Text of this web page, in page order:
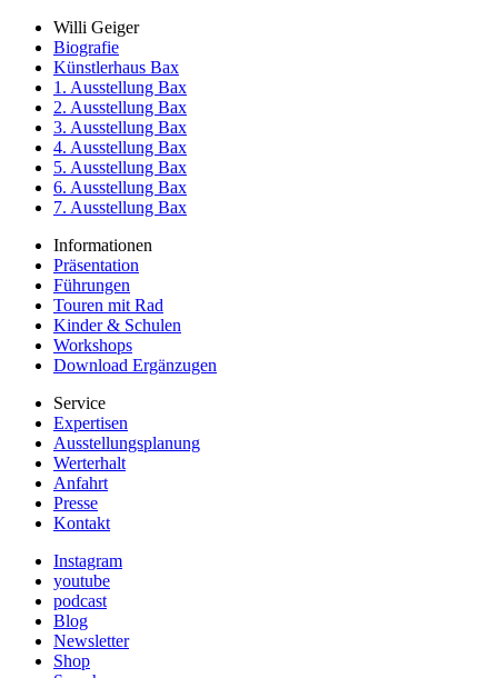
Willi Geiger
Biografie
Künstlerhaus Bax
1. Ausstellung Bax
2. Ausstellung Bax
3. Ausstellung Bax
4. Ausstellung Bax
5. Ausstellung Bax
6. Ausstellung Bax
7. Ausstellung Bax
Informationen
Präsentation
Führungen
Touren mit Rad
Kinder & Schulen
Workshops
Download Ergänzugen
Service
Expertisen
Ausstellungsplanung
Werterhalt
Anfahrt
Presse
Kontakt
Instagram
youtube
podcast
Blog
Newsletter
Shop